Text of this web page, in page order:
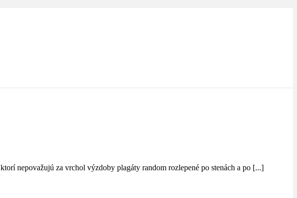
nepovažujú za vrchol výzdoby plagáty random rozlepené po stenách a po [...]